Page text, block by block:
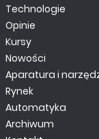
Technologie
Opinie
Kursy
Nowości
Aparatura i
Rynek
Automatyka
Archiwum